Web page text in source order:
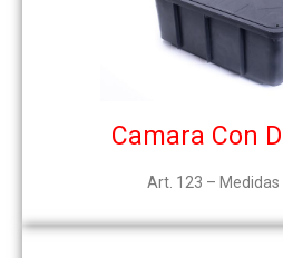
Camara Con
Art. 123 – Medidas